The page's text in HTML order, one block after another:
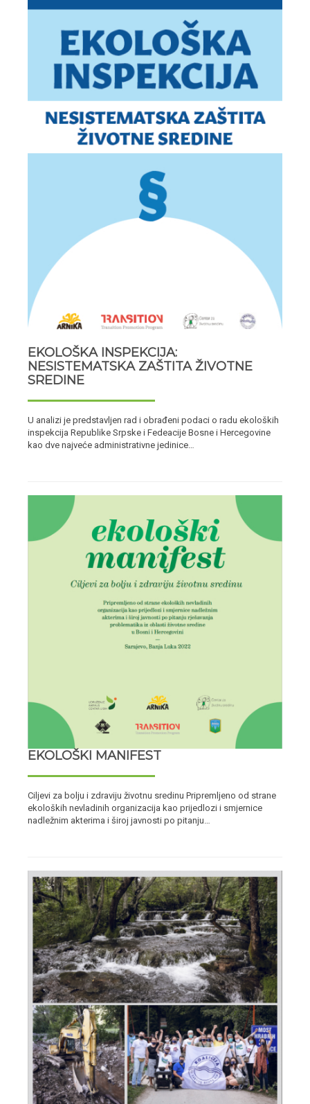
EKOLOŠKA INSPEKCIJA:
NESISTEMATSKA ZAŠTITA ŽIVOTNE
SREDINE
U analizi je predstavljen rad i obrađeni podaci o radu ekoloških
inspekcija Republike Srpske i Fedeacije Bosne i Hercegovine
kao dve najveće administrativne jedinice…
EKOLOŠKI MANIFEST
Ciljevi za bolju i zdraviju životnu sredinu Pripremljeno od strane
ekoloških nevladinih organizacija kao prijedlozi i smjernice
nadležnim akterima i široj javnosti po pitanju…